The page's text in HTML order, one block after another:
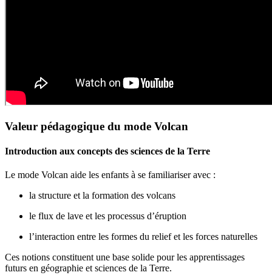
Valeur pédagogique du mode Volcan
Introduction aux concepts des sciences de la Terre
Le mode Volcan aide les enfants à se familiariser avec :
la structure et la formation des volcans
le flux de lave et les processus d’éruption
l’interaction entre les formes du relief et les forces naturelles
Ces notions constituent une base solide pour les apprentissages
futurs en géographie et sciences de la Terre.